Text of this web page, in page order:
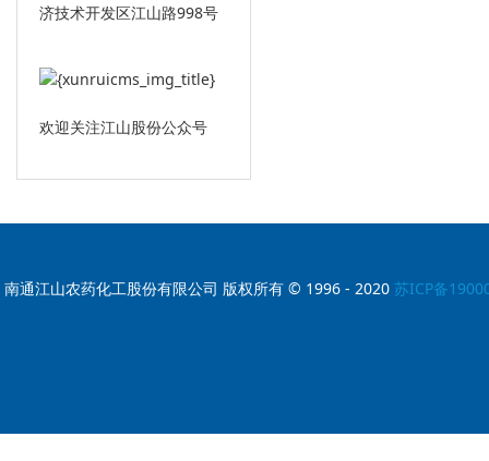
济技术开发区江山路998号
欢迎关注江山股份公众号
南通江山农药化工股份有限公司 版权所有 © 1996 - 2020 苏ICP备